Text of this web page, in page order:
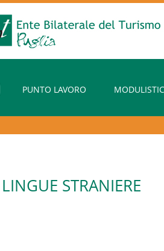
PUNTO LAVORO
LINGUE STRANIERE